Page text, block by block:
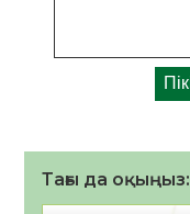
Тағы да оқыңыз: